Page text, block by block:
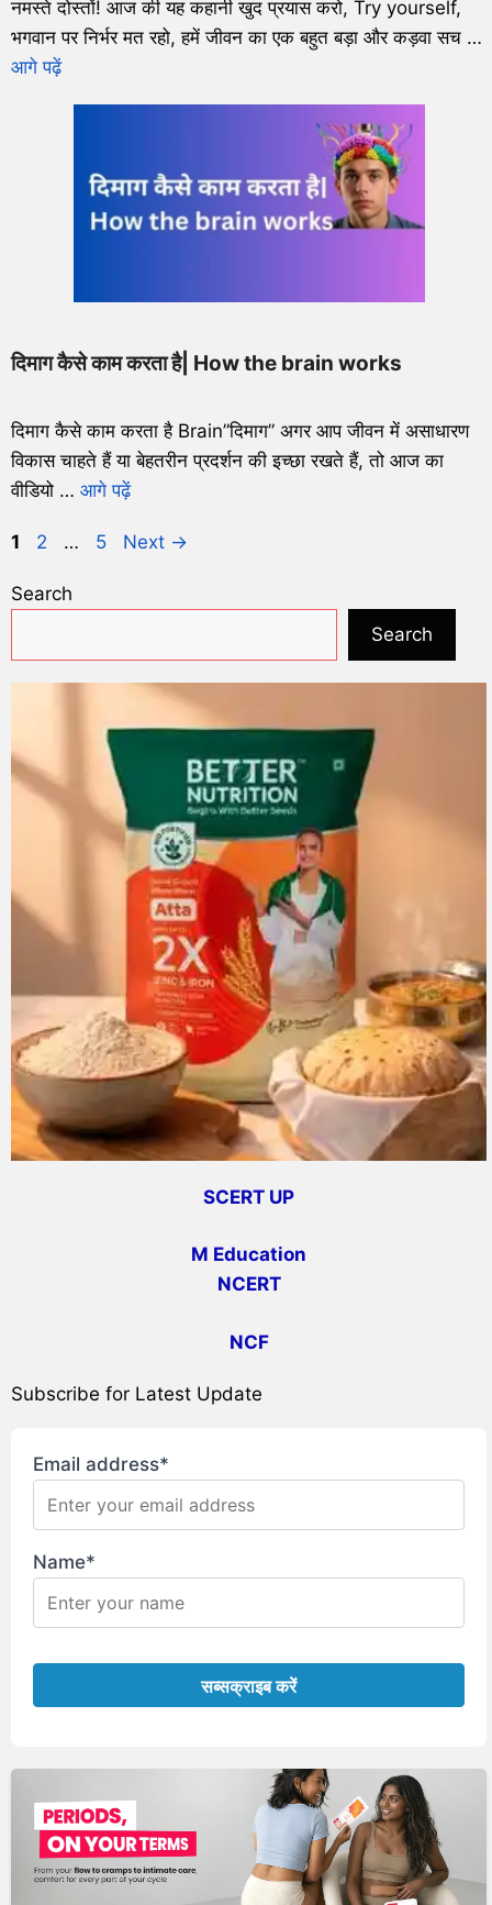
नमस्ते दोस्तों! आज की यह कहानी खुद प्रयास करो, Try yourself,
भगवान पर निर्भर मत रहो, हमें जीवन का एक बहुत बड़ा और कड़वा सच …
आगे पढ़ें
दिमाग कैसे काम करता है| How the brain works
दिमाग कैसे काम करता है Brain”दिमाग” अगर आप जीवन में असाधारण
विकास चाहते हैं या बेहतरीन प्रदर्शन की इच्छा रखते हैं, तो आज का
वीडियो … आगे पढ़ें
1 2 … 5 Next →
Search
Search
SCERT UP
M Education
NCERT
NCF
Subscribe for Latest Update
Email address*
Name*